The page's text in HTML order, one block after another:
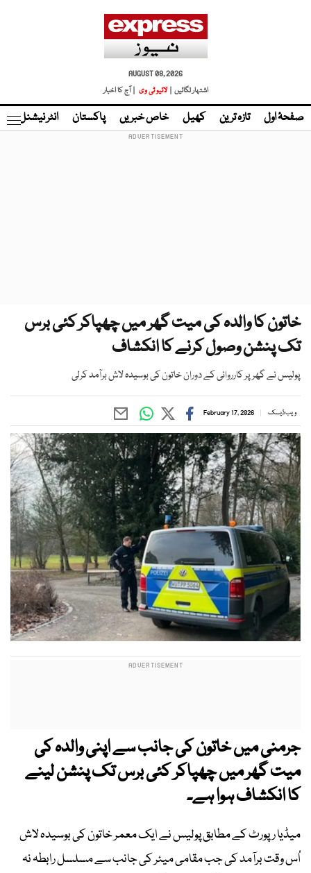
AUGUST 08, 2026
اشتہار لگائیں |
لائیو ٹی وی | آج کا اخبار
صفحۂ اول تازہ ترین کھیل خاص خبریں پاکستان انٹر نیشنل
خاتون کا والدہ کی میت گھر میں چھپاکر کئی برس
تک پنشن وصول کرنے کا انکشاف
پولیس نے گھر پر کارروائی کے دوران خاتون کی بوسیدہ لاش برآمد کرلی
ویب ڈیسک February 17, 2026
جرمنی میں خاتون کی جانب سے اپنی والدہ کی
میت گھر میں چھپاکر کئی برس تک پنشن لینے
کا انکشاف ہوا ہے۔
میڈیا رپورٹ کے مطابق پولیس نے ایک معمر خاتون کی بوسیدہ لاش
اُس وقت برآمد کی جب مقامی میئر کی جانب سے مسلسل رابطہ نہ